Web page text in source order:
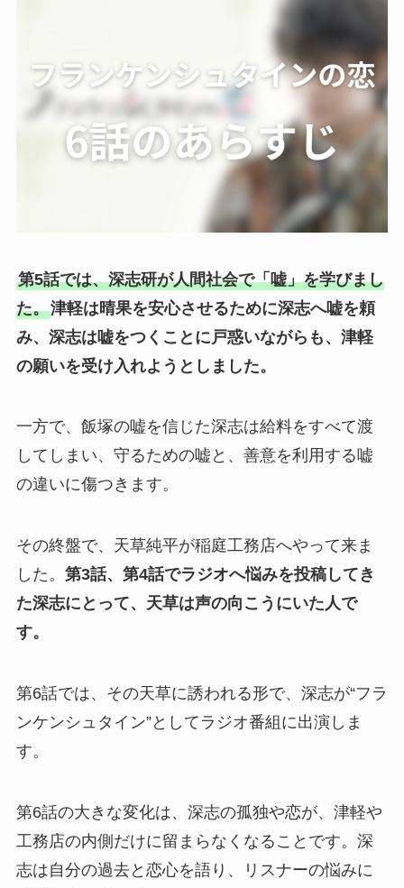
第5話では、深志研が人間社会で「嘘」を学びまし
た。津軽は晴果を安心させるために深志へ嘘を頼
み、深志は嘘をつくことに戸惑いながらも、津軽
の願いを受け入れようとしました。
一方で、飯塚の嘘を信じた深志は給料をすべて渡
してしまい、守るための嘘と、善意を利用する嘘
の違いに傷つきます。
その終盤で、天草純平が稲庭工務店へやって来ま
した。 第3話、第4話でラジオへ悩みを投稿してき
た深志にとって、天草は声の向こうにいた人で
す。
第6話では、その天草に誘われる形で、深志が“フラ
ンケンシュタイン”としてラジオ番組に出演しま
す。
第6話の大きな変化は、深志の孤独や恋が、津軽や
工務店の内側だけに留まらなくなることです。深
志は自分の過去と恋心を語り、リスナーの悩みに